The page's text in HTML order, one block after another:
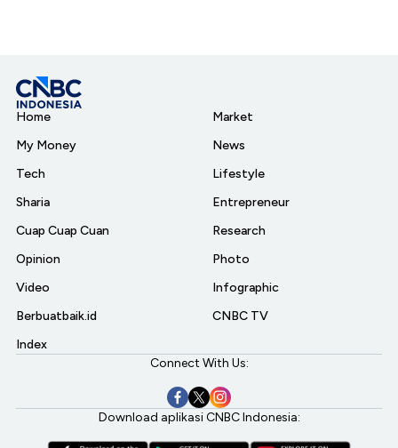
Home
My Money
Tech
Sharia
Cuap Cuap Cuan
Opinion
Video
Berbuatbaik.id
Index
Market
News
Lifestyle
Entrepreneur
Research
Photo
Infographic
CNBC TV
Connect With Us:
Download aplikasi CNBC Indonesia: